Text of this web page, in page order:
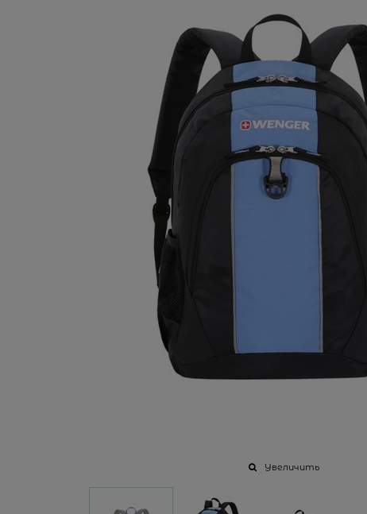
Увеличить